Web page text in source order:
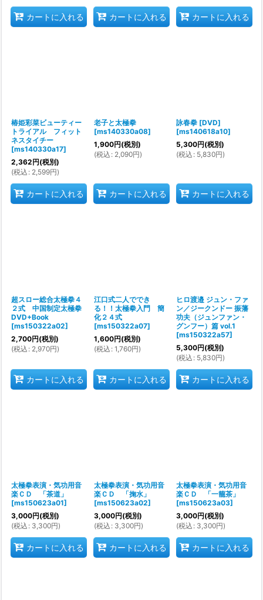
カートに入れる カートに入れる カートに入れる
椿姫彩菜ビューティー
トライアル フィット
ネスタイチー
[ms140330a17]
2,362円(税別)
(税込 : 2,599円)
カートに入れる
老子と太極拳
[ms140330a08]
1,900円(税別)
(税込 : 2,090円)
カートに入れる
詠春拳 [DVD]
[ms140618a10]
5,300円(税別)
(税込 : 5,830円)
カートに入れる
超スロー総合太極拳４
２式 中国制定太極拳
DVD+Book
[ms150322a02]
2,700円(税別)
(税込 : 2,970円)
カートに入れる
江口式二人ででき
る！！太極拳入門 簡
化２４式
[ms150322a07]
1,600円(税別)
(税込 : 1,760円)
カートに入れる
ヒロ渡邉 ジュン・ファ
ン／ジークンドー 振藩
功夫（ジュンファン・
グンフー）篇 vol.1
[ms150322a57]
5,300円(税別)
(税込 : 5,830円)
カートに入れる
太極拳表演・気功用音
楽ＣＤ 「茶道」
[ms150623a01]
3,000円(税別)
(税込 : 3,300円)
カートに入れる
太極拳表演・気功用音
楽ＣＤ 「掬水」
[ms150623a02]
3,000円(税別)
(税込 : 3,300円)
カートに入れる
太極拳表演・気功用音
楽ＣＤ 「一籠茶」
[ms150623a03]
3,000円(税別)
(税込 : 3,300円)
カートに入れる